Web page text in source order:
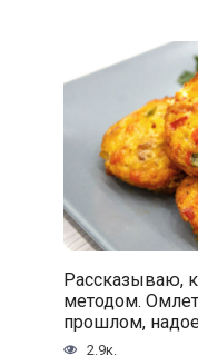
Рассказываю,
методом.
прошлом,
2.9к.